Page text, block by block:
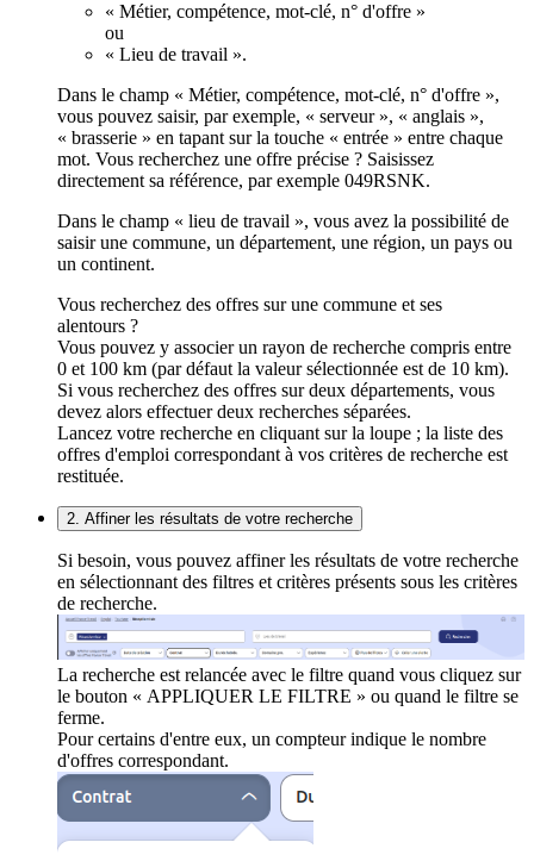
« Métier, compétence, mot-clé, n° d'offre »
ou
« Lieu de travail ».
Dans le champ « Métier, compétence, mot-clé, n° d'offre »,
vous pouvez saisir, par exemple, « serveur », « anglais »,
« brasserie » en tapant sur la touche « entrée » entre chaque
mot. Vous recherchez une offre précise ? Saisissez
directement sa référence, par exemple 049RSNK.
Dans le champ « lieu de travail », vous avez la possibilité de
saisir une commune, un département, une région, un pays ou
un continent.
Vous recherchez des offres sur une commune et ses
alentours ?
Vous pouvez y associer un rayon de recherche compris entre
0 et 100 km (par défaut la valeur sélectionnée est de 10 km).
Si vous recherchez des offres sur deux départements, vous
devez alors effectuer deux recherches séparées.
Lancez votre recherche en cliquant sur la loupe ; la liste des
offres d'emploi correspondant à vos critères de recherche est
restituée.
2. Affiner les résultats de votre recherche
Si besoin, vous pouvez affiner les résultats de votre recherche
en sélectionnant des filtres et critères présents sous les critères
de recherche.
La recherche est relancée avec le filtre quand vous cliquez sur
le bouton « APPLIQUER LE FILTRE » ou quand le filtre se
ferme.
Pour certains d'entre eux, un compteur indique le nombre
d'offres correspondant.